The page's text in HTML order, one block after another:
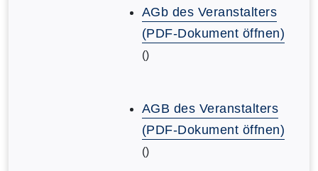
AGb des Veranstalters
(PDF-Dokument öffnen)
()
AGB des Veranstalters
(PDF-Dokument öffnen)
()